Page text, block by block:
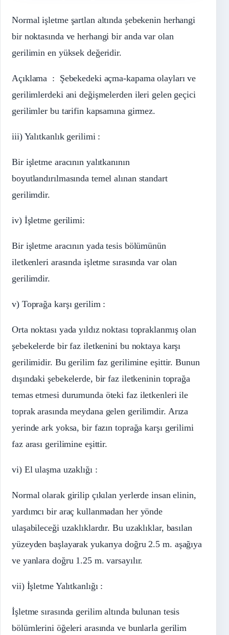
Normal işletme şartlan altında şebekenin herhangi
bir noktasında ve herhangi bir anda var olan
gerilimin en yüksek değeridir.
Açıklama : Şebekedeki açma-kapama olayları ve
gerilimlerdeki ani değişmelerden ileri gelen geçici
gerilimler bu tarifin kapsamına girmez.
iii) Yalıtkanlık gerilimi :
Bir işletme aracının yalıtkanının
boyutlandırılmasında temel alınan standart
gerilimdir.
iv) İşletme gerilimi:
Bir işletme aracının yada tesis bölümünün
iletkenleri arasında işletme sırasında var olan
gerilimdir.
v) Toprağa karşı gerilim :
Orta noktası yada yıldız noktası topraklanmış olan
şebekelerde bir faz iletkenini bu noktaya karşı
gerilimidir. Bu gerilim faz gerilimine eşittir. Bunun
dışındaki şebekelerde, bir faz iletkeninin toprağa
temas etmesi durumunda öteki faz iletkenleri ile
toprak arasında meydana gelen gerilimdir. Arıza
yerinde ark yoksa, bir fazın toprağa karşı gerilimi
faz arası gerilimine eşittir.
vi) El ulaşma uzaklığı :
Normal olarak girilip çıkılan yerlerde insan elinin,
yardımcı bir araç kullanmadan her yönde
ulaşabileceği uzaklıklardır. Bu uzaklıklar, basılan
yüzeyden başlayarak yukarıya doğru 2.5 m. aşağıya
ve yanlara doğru 1.25 m. varsayılır.
vii) İşletme Yalıtkanlığı :
İşletme sırasında gerilim altında bulunan tesis
bölümlerini öğeleri arasında ve bunlarla gerilim